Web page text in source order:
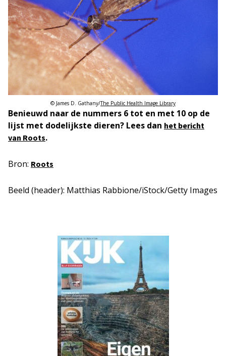
© James D. Gathany/The Public Health Image Library
Benieuwd naar de nummers 6 tot en met 10 op de
lijst met dodelijkste dieren? Lees dan het bericht
van Roots.
Bron: Roots
Beeld (header): Matthias Rabbione/iStock/Getty Images